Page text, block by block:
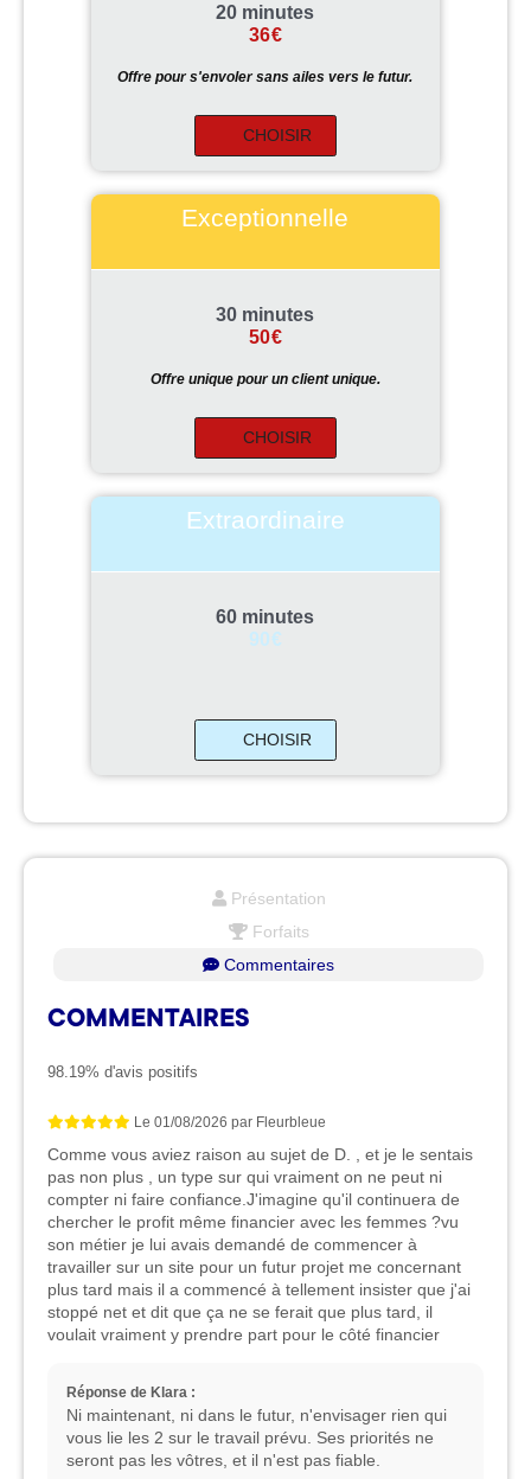
20 minutes
36€
Offre pour s'envoler sans ailes vers le futur.
CHOISIR
Exceptionnelle
30 minutes
50€
Offre unique pour un client unique.
CHOISIR
Extraordinaire
60 minutes
90€
CHOISIR
Présentation
Forfaits
Commentaires
COMMENTAIRES
98.19% d'avis positifs
Le 01/08/2026 par Fleurbleue
Comme vous aviez raison au sujet de D. , et je le sentais
pas non plus , un type sur qui vraiment on ne peut ni
compter ni faire confiance.J'imagine qu'il continuera de
chercher le profit même financier avec les femmes ?vu
son métier je lui avais demandé de commencer à
travailler sur un site pour un futur projet me concernant
plus tard mais il a commencé à tellement insister que j'ai
stoppé net et dit que ça ne se ferait que plus tard, il
voulait vraiment y prendre part pour le côté financier
Réponse de Klara :
Ni maintenant, ni dans le futur, n'envisager rien qui
vous lie les 2 sur le travail prévu. Ses priorités ne
seront pas les vôtres, et il n'est pas fiable.